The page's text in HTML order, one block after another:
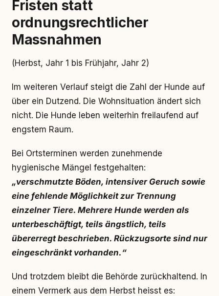
Fristen statt
ordnungsrechtlicher
Massnahmen
(Herbst, Jahr 1 bis Frühjahr, Jahr 2)
Im weiteren Verlauf steigt die Zahl der Hunde auf
über ein Dutzend. Die Wohnsituation ändert sich
nicht. Die Hunde leben weiterhin freilaufend auf
engstem Raum.
Bei Ortsterminen werden zunehmende
hygienische Mängel festgehalten:
„verschmutzte Böden, intensiver Geruch sowie
eine fehlende Möglichkeit zur Trennung
einzelner Tiere. Mehrere Hunde werden als
unterbeschäftigt, teils ängstlich, teils
übererregt beschrieben. Rückzugsorte sind nur
eingeschränkt vorhanden.“
Und trotzdem bleibt die Behörde zurückhaltend. In
einem Vermerk aus dem Herbst heisst es: